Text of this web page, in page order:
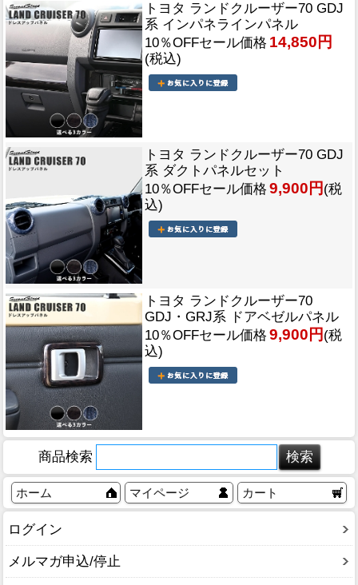
トヨタ ランドクルーザー70 GDJ
系 インパネラインパネル
10％OFFセール価格 14,850円
(税込)
トヨタ ランドクルーザー70 GDJ
系 ダクトパネルセット
10％OFFセール価格 9,900円 (税
込)
トヨタ ランドクルーザー70
GDJ・GRJ系 ドアベゼルパネル
10％OFFセール価格 9,900円 (税
込)
商品検索
ホーム マイページ カート
ログイン
メルマガ申込/停止